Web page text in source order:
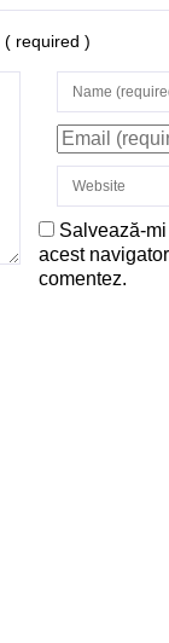
( required )
Salvează-
acest
comentez.